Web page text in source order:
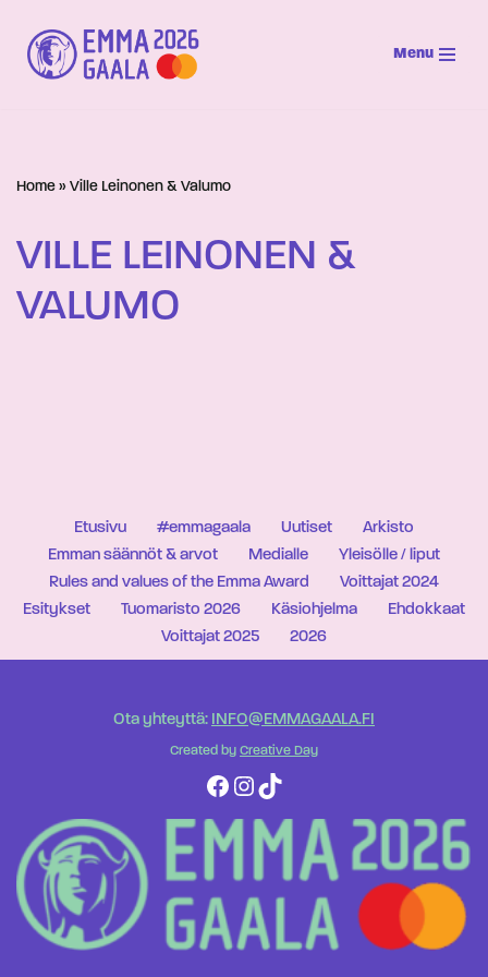
Siirry
suoraan
Menu
Home » Ville Leinonen & Valumo
VILLE LEINONEN &
VALUMO
Etusivu #emmagaala Uutiset
Arkisto
Emman säännöt & arvot
Medialle
Yleisölle / liput
Rules and values of the Emma Award
Voittajat 2024
Esitykset
Tuomaristo 2026 Käsiohjelma
Ehdokkaat
Voittajat 2025
2026
Ota yhteyttä: INFO@EMMAGAALA.FI
Created by Creative Day